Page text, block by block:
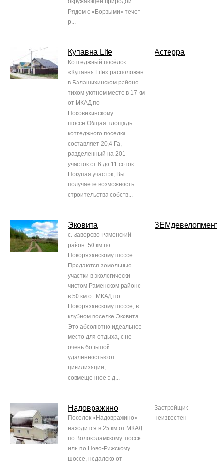
окружающей природой.
Рядом с «Борзыми» течет
р...
Купавна Life
Коттеджный посёлок
«Купавна Life» расположен
в Балашихинском районе
тихом уютном месте в 17 км
от МКАД по
Носовихинскому
шоссе.Общая площадь
коттеджного поселка
составляет 20,4 Га,
разделенный на 201
участок от 6 до 11 соток.
Покупая участок, Вы
получаете возможность
строительства собств...
Астерра
Эковита
с. Заворово Раменский
район. 50 км по
Новорязанскому шоссе.
Продаются земельные
участки в экологически
чистом Раменском районе
в 50 км от МКАД по
Новорязанскому шоссе, в
клубном поселке Эковита.
Это абсолютно идеальное
место для отдыха, с не
очень большой
удаленностью от
цивилизации,
совмещенное с д...
Надовражино
Поселок «Надовражино»
находится в 25 км от МКАД
по Волоколамскому шоссе
или по Ново-Рижскому
шоссе, недалеко от
Застройщик
неизвестен